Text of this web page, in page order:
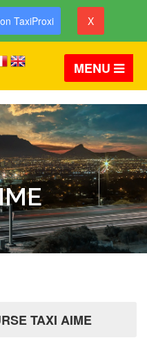
TaxiProxi X
MENU
TAXI AIME